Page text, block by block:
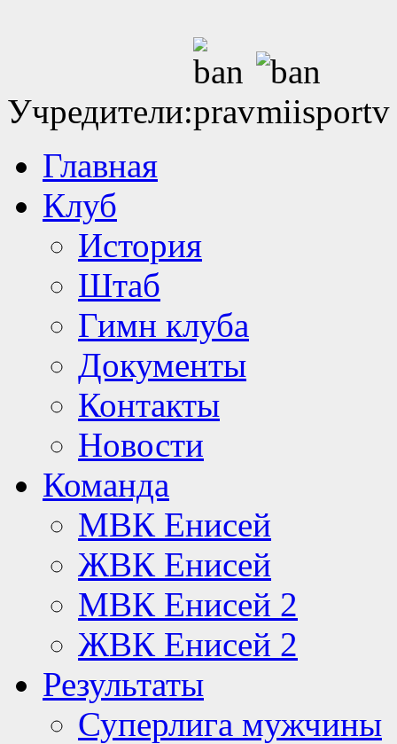
Учредители:
Главная
Клуб
История
Штаб
Гимн клуба
Документы
Контакты
Новости
Команда
МВК Енисей
ЖВК Енисей
МВК Енисей 2
ЖВК Енисей 2
Результаты
Суперлига мужчины